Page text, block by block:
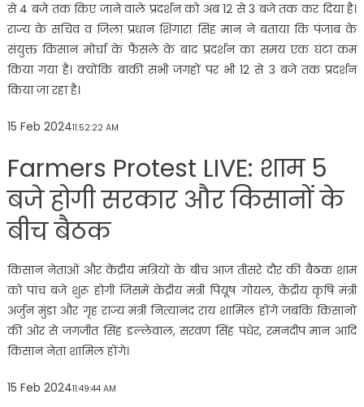
से 4 बजे तक किए जाने वाले प्रदर्शन को अब 12 से 3 बजे तक कर दिया है।
राज्य के सचिव व जिला प्रधान शिंगारा सिंह मान ने बताया कि पंजाब के
संयुक्त किसान मोर्चा के फैसले के बाद प्रदर्शन का समय एक घंटा कम
किया गया है। क्योंकि बाकी सभी जगहों पर भी 12 से 3 बजे तक प्रदर्शन
किया जा रहा है।
15 Feb 202411:52:22 AM
Farmers Protest LIVE: शाम 5
बजे होगी सरकार और किसानों के
बीच बैठक
किसान नेताओं और केंद्रीय मंत्रियों के बीच आज तीसरे दौर की बैठक शाम
को पांच बजे शुरू होगी जिसमें केंद्रीय मंत्री पियूष गोयल, केंद्रीय कृषि मंत्री
अर्जुन मुंडा और गृह राज्य मंत्री नित्यानंद राय शामिल होंगे जबकि किसानों
की ओर से जगजीत सिंह डल्लेवाल, सरवण सिंह पंधेर, रमनदीप मान आदि
किसान नेता शामिल होंगे।
15 Feb 202411:49:44 AM